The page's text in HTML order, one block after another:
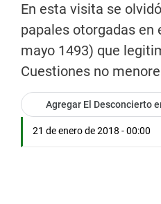
En esta visita se
papales otorgadas en
mayo 1493) que
Cuestiones no
Agregar El Desconcierto
21 de enero de 2018 - 00:00